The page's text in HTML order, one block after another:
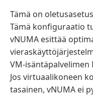
Tämä on
Tämä konfiguraatio
vNUMA esittää
VM-
Jos virtuaalikoneen
tasainen, vNUMA ei